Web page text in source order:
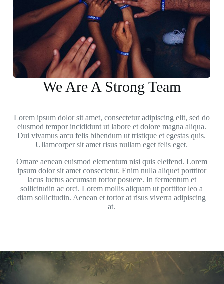
We Are A Strong Team
Lorem ipsum dolor sit amet, consectetur adipiscing elit, sed do
eiusmod tempor incididunt ut labore et dolore magna aliqua.
Dui vivamus arcu felis bibendum ut tristique et egestas quis.
Ullamcorper sit amet risus nullam eget felis eget.
Ornare aenean euismod elementum nisi quis eleifend. Lorem
ipsum dolor sit amet consectetur. Enim nulla aliquet porttitor
lacus luctus accumsan tortor posuere. In fermentum et
sollicitudin ac orci. Lorem mollis aliquam ut porttitor leo a
diam sollicitudin. Aenean et tortor at risus viverra adipiscing
at.